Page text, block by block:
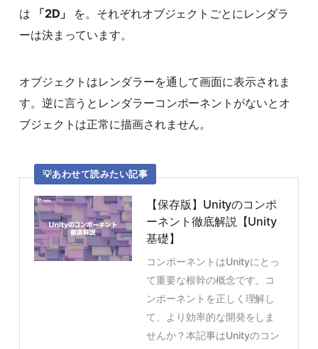
は
「2D」
を。それぞれオブジェクトごとにレンダラ
ーは決まっています。
オブジェクトはレンダラーを通して画面に表示されま
す。逆に言うとレンダラーコンポーネントがないとオ
ブジェクトは正常に描画されません。
あわせて読みたい記事
【保存版】Unityのコンポ
ーネント徹底解説【Unity
基礎】
コンポーネントはUnityにとっ
て重要な根幹の概念です。コ
ンポーネントを正しく理解し
て、より効率的な開発をしま
せんか？本記事はUnityのコン